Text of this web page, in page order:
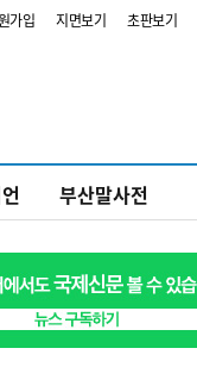
가입 지면보기 초판보기
부산말사전